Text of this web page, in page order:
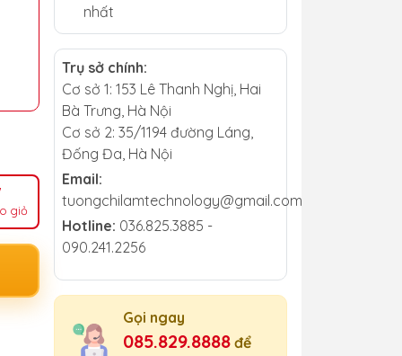
giỏ
nhất
Trụ sở chính:
Cơ sở 1: 153 Lê Thanh Nghị, Hai
Bà Trưng, Hà Nội
Cơ sở 2: 35/1194 đường Láng,
Đống Đa, Hà Nội
Email:
tuongchilamtechnology@gmail.com
Hotline: 036.825.3885 -
090.241.2256
Gọi ngay
085.829.8888 để